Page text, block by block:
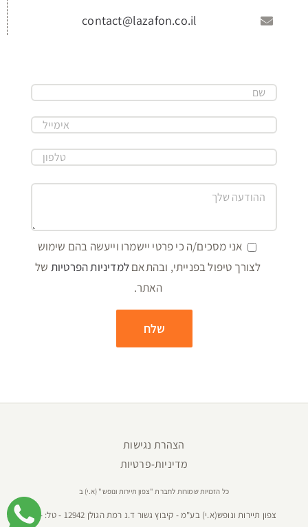
contact@lazafon.co.il
אני מסכים/ה כי פרטי יישמרו וייעשה בהם שימוש
לצורך טיפול בפנייתי, ובהתאםלמדיניות הפרטיות של
האתר.
הצהרת נגישות
מדיניות-פרטיות
כל הזכויות שמורות לחברת "צפון תיירות ונופש" (א.י) ב
צפון תיירות ונופש(א.י) בע"מ - קיבוץ גשור ד.נ רמת הגולן 12942 - טל:
04-